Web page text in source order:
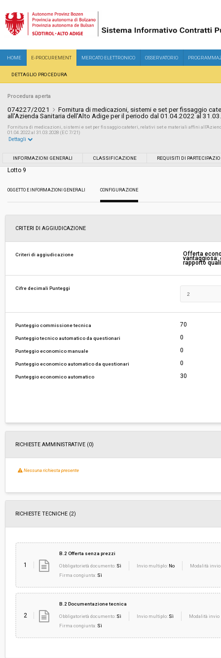
HOME E-PROCUREMENT MERCATO ELETTRONICO OSSERVATORIO
DETTAGLIO PROCEDURA
Procedura aperta
074227/2021
Fornitura di medicazioni, sistemi e set per fissaggio
all'Azienda Sanitaria dell'Alto Adige per il periodo dal 01.04.2022 al
Fornitura di medicazioni, sistemi e set per fissaggio cateteri, relativi set e materiali affini
01.04.2022 al 31.03.2028 (EC 7/21)
Tipo di contratto:
No
Scelta del contraente:
Valore stimato della procedura:
Dettagli
INFORMAZIONI GENERALI CLASSIFICAZIONE REQUISITI DI
Lotto 9
OGGETTO E INFORMAZIONI GENERALI CONFIGURAZIONE
CRITERI DI AGGIUDICAZIONE
Criteri di aggiudicazione Offerta
vantaggiosa:
rapporto
Cifre decimali Punteggi
Punteggio commissione tecnica 70
Punteggio tecnico automatico da questionari 0
Punteggio economico manuale 0
Punteggio economico automatico da questionari 0
Punteggio economico automatico 30
RICHIESTE AMMINISTRATIVE (0)
Nessuna richiesta presente
RICHIESTE TECNICHE (2)
1
B.2 Offerta senza prezzi
Obbligatorietà documento: Sì Invio multiplo: No
Modalità
Firma congiunta: Sì
2
B.2 Documentazione tecnica
Obbligatorietà documento: Sì Invio multiplo: Sì
Modalità invio
Firma congiunta: Sì